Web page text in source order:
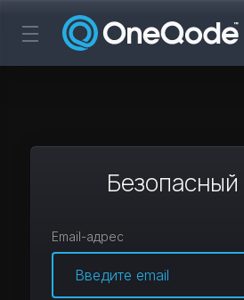
Безопасный
Email-адрес